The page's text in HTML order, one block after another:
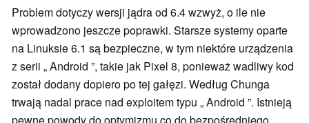
Problem dotyczy wersji jądra od 6.4 wzwyż, o ile nie
wprowadzono jeszcze poprawki. Starsze systemy oparte
na Linuksie 6.1 są bezpieczne, w tym niektóre urządzenia
z serii „ Android ”, takie jak Pixel 8, ponieważ wadliwy kod
został dodany dopiero po tej gałęzi. Według Chunga
trwają nadal prace nad exploitem typu „ Android ”. Istnieją